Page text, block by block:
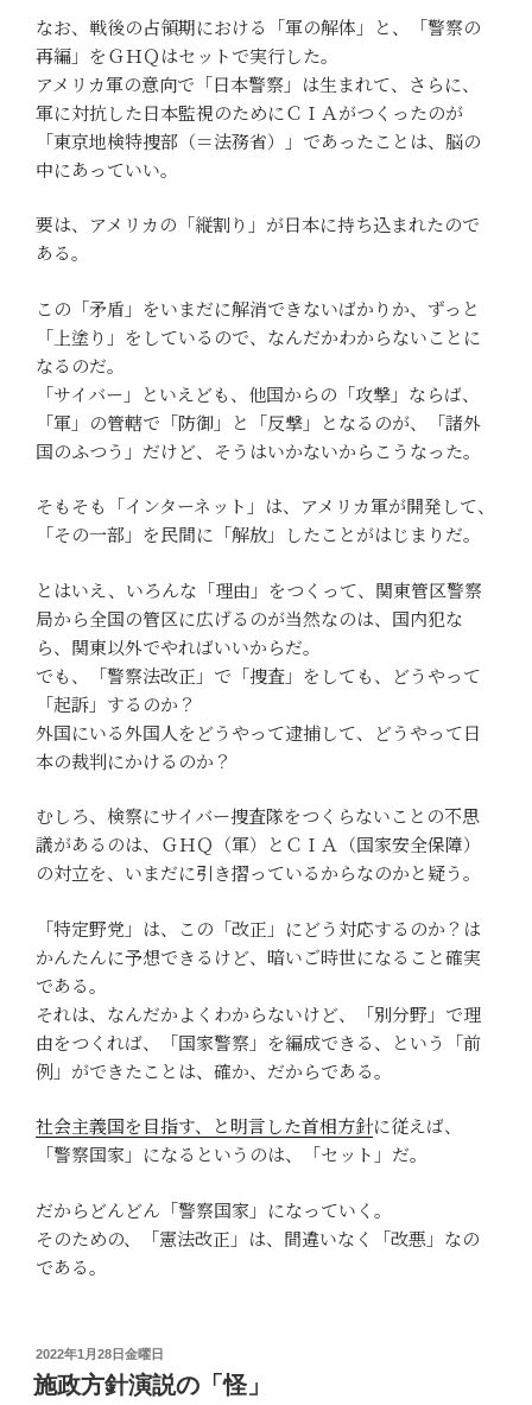
なお、戦後の占領期における「軍の解体」と、「警察の
再編」をＧＨＱはセットで実行した。
アメリカ軍の意向で「日本警察」は生まれて、さらに、
軍に対抗した日本監視のためにＣＩＡがつくったのが
「東京地検特捜部（＝法務省）」であったことは、脳の
中にあっていい。
要は、アメリカの「縦割り」が日本に持ち込まれたので
ある。
この「矛盾」をいまだに解消できないばかりか、ずっと
「上塗り」をしているので、なんだかわからないことに
なるのだ。
「サイバー」といえども、他国からの「攻撃」ならば、
「軍」の管轄で「防御」と「反撃」となるのが、「諸外
国のふつう」だけど、そうはいかないからこうなった。
そもそも「インターネット」は、アメリカ軍が開発して、
「その一部」を民間に「解放」したことがはじまりだ。
とはいえ、いろんな「理由」をつくって、関東管区警察
局から全国の管区に広げるのが当然なのは、国内犯な
ら、関東以外でやればいいからだ。
でも、「警察法改正」で「捜査」をしても、どうやって
「起訴」するのか？
外国にいる外国人をどうやって逮捕して、どうやって日
本の裁判にかけるのか？
むしろ、検察にサイバー捜査隊をつくらないことの不思
議があるのは、ＧＨＱ（軍）とＣＩＡ（国家安全保障）
の対立を、いまだに引き摺っているからなのかと疑う。
「特定野党」は、この「改正」にどう対応するのか？は
かんたんに予想できるけど、暗いご時世になること確実
である。
それは、なんだかよくわからないけど、「別分野」で理
由をつくれば、「国家警察」を編成できる、という「前
例」ができたことは、確か、だからである。
社会主義国を目指す、と明言した首相方針に従えば、
「警察国家」になるというのは、「セット」だ。
だからどんどん「警察国家」になっていく。
そのための、「憲法改正」は、間違いなく「改悪」なの
である。
投
稿
日:
2022年1月28日金曜日
施政方針演説の「怪」